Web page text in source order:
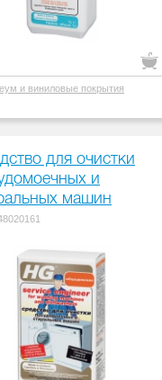
и виниловые покрытия
для очистки
и
машин